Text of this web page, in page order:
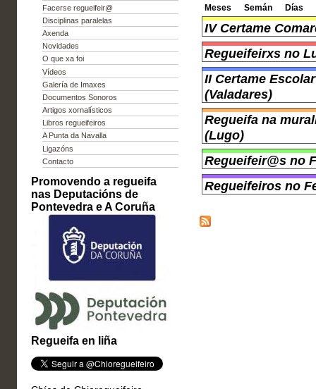
Facerse regueifeir@
Disciplinas paralelas
Axenda
Novidades
O que xa foi
Vídeos
Galería de Imaxes
Documentos Sonoros
Artigos xornalísticos
Libros regueifeiros
A Punta da Navalla
Ligazóns
Contacto
Promovendo a regueifa
nas Deputacións de
Pontevedra e A Coruña
Regueifa en liña
Meses Semán Días
IV Certame
Regueifeirxs no
II Certame
(Valadares)
Regueifa na
(Lugo)
Regueifeir@s no
Regueifeiros no